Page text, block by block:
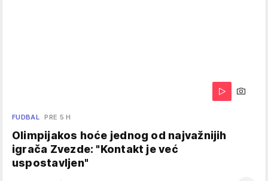
FUDBAL PRE 5 H
Olimpijakos hoće jednog od najvažnijih
igrača Zvezde: "Kontakt je već
uspostavljen"